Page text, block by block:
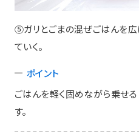
⑤ガリとごまの混ぜごはんを広
ていく。
ポイント
ごはんを軽く固めながら乗せ
す。